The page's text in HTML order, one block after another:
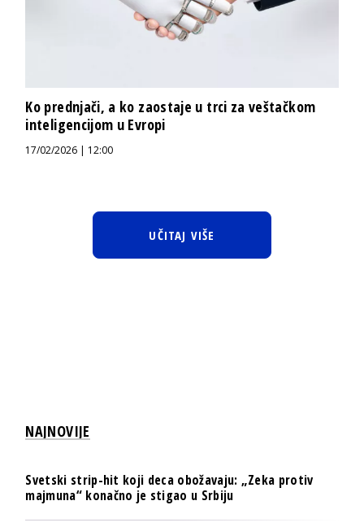
Ko prednjači, a ko zaostaje u trci za veštačkom
inteligencijom u Evropi
17/02/2026 | 12:00
UČITAJ VIŠE
NAJNOVIJE
Svetski strip-hit koji deca obožavaju: „Zeka protiv
majmuna“ konačno je stigao u Srbiju